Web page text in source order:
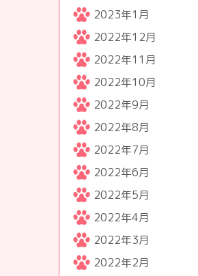
2023年1月
2022年12月
2022年11月
2022年10月
2022年9月
2022年8月
2022年7月
2022年6月
2022年5月
2022年4月
2022年3月
2022年2月